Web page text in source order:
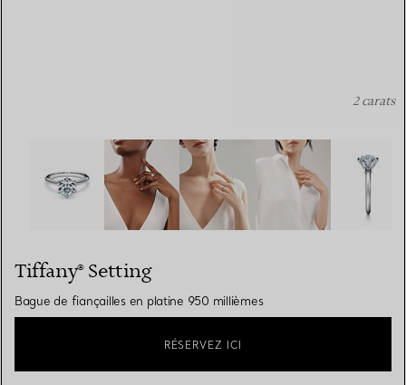
Tiffany® Setting: Bague de fiançailles en platine 950
2 carats
Tiffany® Setting
Bague de fiançailles en platine 950 millièmes
RÉSERVEZ ICI